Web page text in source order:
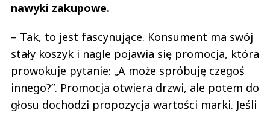
nawyki zakupowe.
– Tak, to jest fascynujące. Konsument ma swój
stały koszyk i nagle pojawia się promocja, która
prowokuje pytanie: „A może spróbuję czegoś
innego?”. Promocja otwiera drzwi, ale potem do
głosu dochodzi propozycja wartości marki. Jeśli